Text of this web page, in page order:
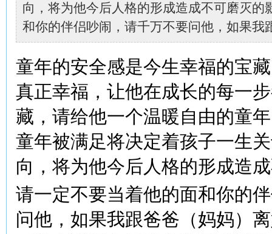
向，将为他今后人格的形成造成不可磨灭的
和你的伴侣吵闹，请千万不要问他，如果我
童年的安全感是今生幸福的宝
真正幸福，让他在成长的每一
藏，请给他一个温暖自由的童
童年被满足将决定着孩子一生
向，将为他今后人格的形成造
请一定不要当着他的面和你的
问他，如果我跟爸爸（妈妈）